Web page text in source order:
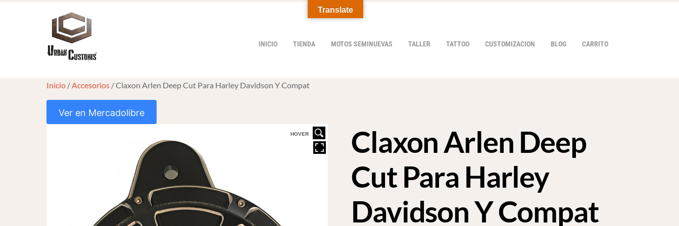
INICIO TIENDA MOTOS SEMINUEVAS TALLER TATTOO CUSTOMIZACION BLOG CARRITO
Inicio /Accesorios / Claxon Arlen Deep Cut Para Harley Davidson Y Compat
Ver en Mercadolibre
HOVER
Claxon Arlen Deep
Cut Para Harley
Davidson Y Compat
Translate